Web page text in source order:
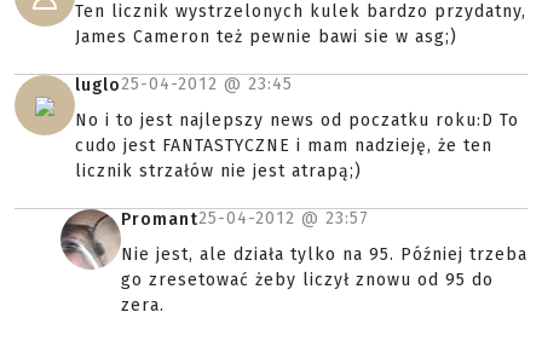
Ten licznik wystrzelonych kulek bardzo przydatny,
James Cameron też pewnie bawi sie w asg;)
luglo25-04-2012 @ 23:45
No i to jest najlepszy news od poczatku roku:D To
cudo jest FANTASTYCZNE i mam nadzieję, że ten
licznik strzałów nie jest atrapą;)
Promant25-04-2012 @ 23:57
Nie jest, ale działa tylko na 95. Później trzeba
go zresetować żeby liczył znowu od 95 do
zera.